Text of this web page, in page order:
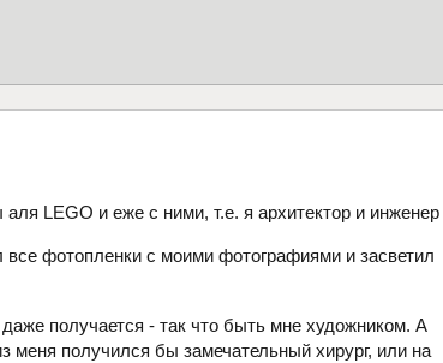
LEGO и еже с ними, т.е. я архитектор и инженер
фотопленки с моими фотографиями и засветил
получается - так что быть мне художником. А
меня получился бы замечательный хирург, или на